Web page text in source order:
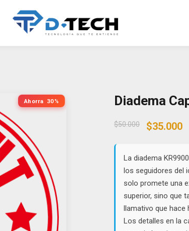
Ahorra 30% Diadema
$50.000
Original
$50.000.
$35.000
La diadema
los seguidores del
solo promete una
superior, sino que
llamativo que hace
Los detalles en la